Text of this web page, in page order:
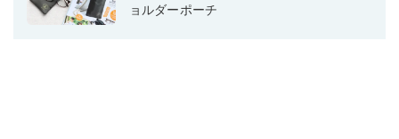
ョルダーポーチ